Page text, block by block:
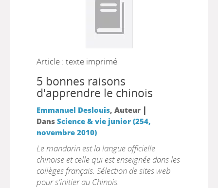
Article : texte imprimé
5 bonnes raisons
d'apprendre le chinois
Emmanuel Deslouis, Auteur |
Dans Science & vie junior (254,
novembre 2010)
Le mandarin est la langue officielle
chinoise et celle qui est enseignée dans les
collèges français. Sélection de sites web
pour s'initier au Chinois.